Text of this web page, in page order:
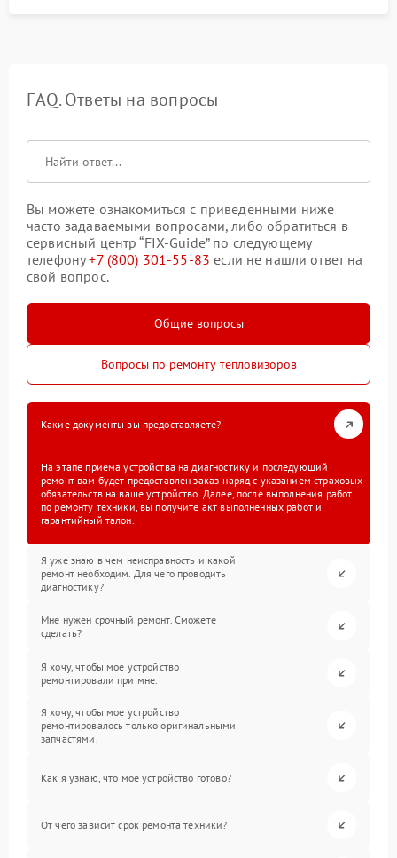
FAQ. Ответы на вопросы
Вы можете ознакомиться с приведенными ниже
часто задаваемыми вопросами, либо обратиться в
сервисный центр “FIX-Guide” по следующему
телефону+7 (800) 301-55-83 если не нашли ответ на
свой вопрос.
Общие вопросы
Вопросы по ремонту тепловизоров
Какие документы вы предоставляете?
На этапе приема устройства на диагностику и последующий
ремонт вам будет предоставлен заказ-наряд с указанием страховых
обязательств на ваше устройство. Далее, после выполнения работ
по ремонту техники, вы получите акт выполненных работ и
гарантийный талон.
Я уже знаю в чем неисправность и какой
ремонт необходим. Для чего проводить
диагностику?
Мне нужен срочный ремонт. Сможете
сделать?
Я хочу, чтобы мое устройство
ремонтировали при мне.
Я хочу, чтобы мое устройство
ремонтировалось только оригинальными
запчастями.
Как я узнаю, что мое устройство готово?
От чего зависит срок ремонта техники?